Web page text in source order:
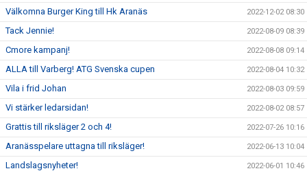
Välkomna Burger King till Hk Aranäs 2022-12-02 08:30
Tack Jennie! 2022-08-09 08:39
Cmore kampanj! 2022-08-08 09:14
ALLA till Varberg! ATG Svenska cupen 2022-08-04 10:32
Vila i frid Johan 2022-08-03 09:59
Vi stärker ledarsidan! 2022-08-02 08:57
Grattis till riksläger 2 och 4! 2022-07-26 10:16
Aranässpelare uttagna till riksläger! 2022-06-13 10:04
Landslagsnyheter! 2022-06-01 10:46